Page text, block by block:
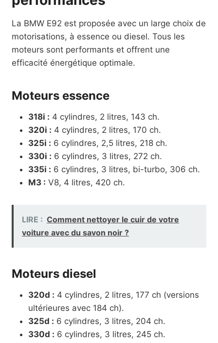
La BMW E92 est proposée avec un large choix de
motorisations, à essence ou diesel. Tous les
moteurs sont performants et offrent une
efficacité énergétique optimale.
Moteurs essence
318i : 4 cylindres, 2 litres, 143 ch.
320i : 4 cylindres, 2 litres, 170 ch.
325i : 6 cylindres, 2,5 litres, 218 ch.
330i : 6 cylindres, 3 litres, 272 ch.
335i : 6 cylindres, 3 litres, bi-turbo, 306 ch.
M3 : V8, 4 litres, 420 ch.
LIRE : Comment nettoyer le cuir de votre
voiture avec du savon noir ?
Moteurs diesel
320d : 4 cylindres, 2 litres, 177 ch (versions
ultérieures avec 184 ch).
325d : 6 cylindres, 3 litres, 204 ch.
330d : 6 cylindres, 3 litres, 245 ch.